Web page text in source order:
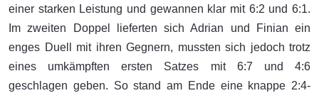
einer starken Leistung und gewannen klar mit 6:2 und 6:1.
Im zweiten Doppel lieferten sich Adrian und Finian ein
enges Duell mit ihren Gegnern, mussten sich jedoch trotz
eines umkämpften ersten Satzes mit 6:7 und 4:6
geschlagen geben. So stand am Ende eine knappe 2:4-